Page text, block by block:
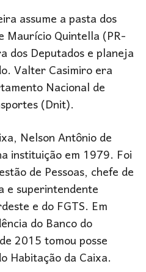
assume a pasta dos
Maurício Quintella (PR-
dos Deputados e planeja
Valter Casimiro era
Nacional de
(Dnit).
Nelson Antônio de
instituição em 1979. Foi
de Pessoas, chefe de
e superintendente
e do FGTS. Em
do Banco do
2015 tomou posse
Habitação da Caixa.